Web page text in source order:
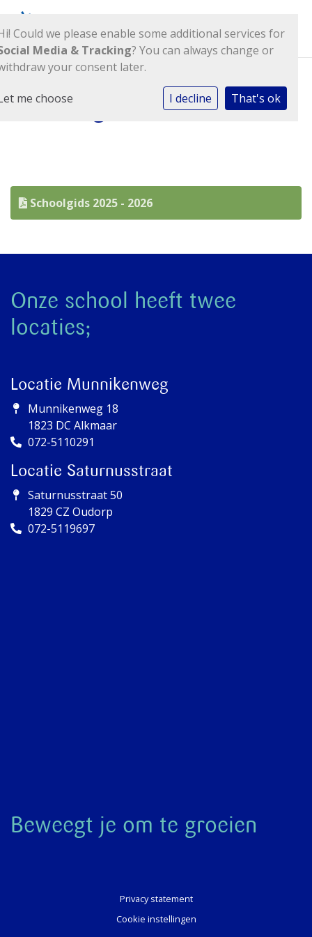
Schoolgids
Schoolgids 2025 - 2026
Onze school heeft twee
locaties;
Locatie Munnikenweg
Munnikenweg 18
1823 DC Alkmaar
072-5110291
Locatie Saturnusstraat
Saturnusstraat 50
1829 CZ Oudorp
072-5119697
Beweegt je om te groeien
Privacy statement
Cookie instellingen
Could we please enable some additional services for
Media & Tracking? You can always change or
your consent later.
me choose I decline That's ok